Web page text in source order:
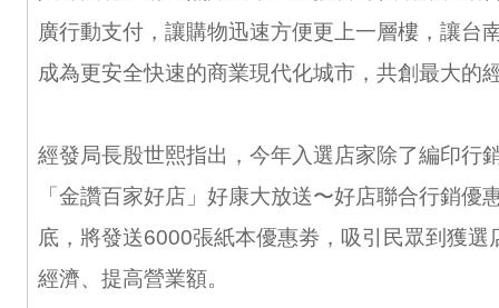
廣行動支付，讓購物迅速方便更上一層樓，讓台
成為更安全快速的商業現代化城市，共創最大的
經發局長殷世熙指出，今年入選店家除了編印行
「金讚百家好店」好康大放送〜好店聯合行銷優
底，將發送6000張紙本優惠劵，吸引民眾到獲選
經濟、提高營業額。